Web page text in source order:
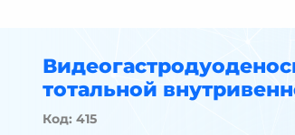
тотальной
Код: 415